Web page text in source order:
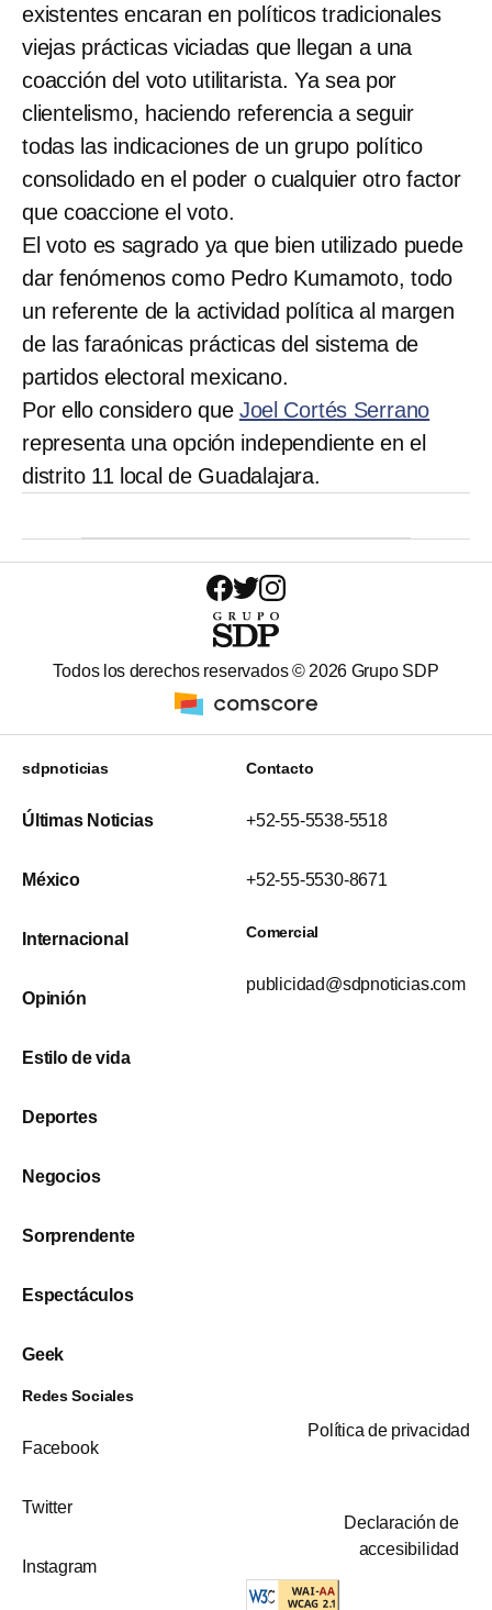
existentes encaran en políticos tradicionales
viejas prácticas viciadas que llegan a una
coacción del voto utilitarista. Ya sea por
clientelismo, haciendo referencia a seguir
todas las indicaciones de un grupo político
consolidado en el poder o cualquier otro factor
que coaccione el voto.
El voto es sagrado ya que bien utilizado puede
dar fenómenos como Pedro Kumamoto, todo
un referente de la actividad política al margen
de las faraónicas prácticas del sistema de
partidos electoral mexicano.
Por ello considero que Joel Cortés Serrano
representa una opción independiente en el
distrito 11 local de Guadalajara.
Todos los derechos reservados © 2026 Grupo SDP
sdpnoticias
Últimas Noticias
México
Internacional
Opinión
Estilo de vida
Deportes
Negocios
Sorprendente
Espectáculos
Geek
Contacto
+52-55-5538-5518
+52-55-5530-8671
Comercial
publicidad@sdpnoticias.com
Redes Sociales
Facebook
Twitter
Instagram
Política de privacidad
Declaración de
accesibilidad